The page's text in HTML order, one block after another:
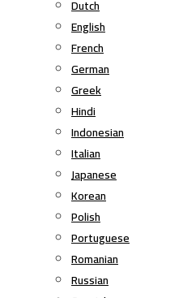
Dutch
English
French
German
Greek
Hindi
Indonesian
Italian
Japanese
Korean
Polish
Portuguese
Romanian
Russian